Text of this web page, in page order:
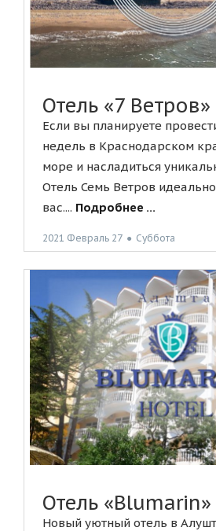
Отель «7 Ветров»
Если вы планируете
недель в Краснодарском
море и насладиться
Отель Семь Ветров
вас.... Подробнее ...
2021 Февраль 27 ● Суббота
Отель «Blumarin»
Новый уютный отель в